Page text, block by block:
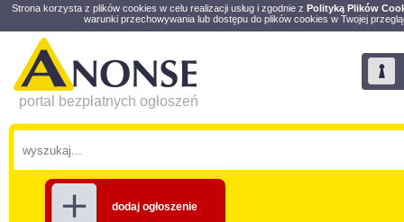
Strona korzysta z plików cookies w celu realizacji usług i zgodnie z Polityką Plików
warunki przechowywania lub dostępu do plików cookies w Twojej
portal bezpłatnych ogłoszeń
dodaj ogłoszenie